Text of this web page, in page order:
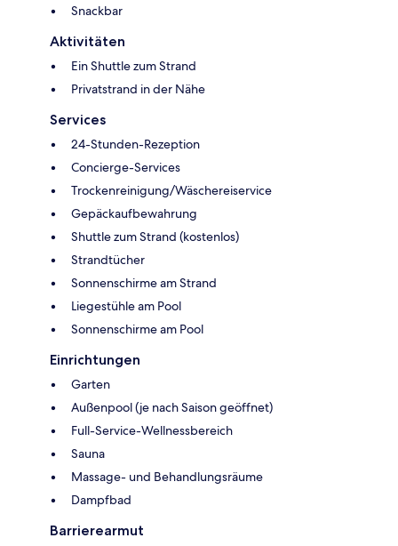
Snackbar
Aktivitäten
Ein Shuttle zum Strand
Privatstrand in der Nähe
Services
24-Stunden-Rezeption
Concierge-Services
Trockenreinigung/Wäschereiservice
Gepäckaufbewahrung
Shuttle zum Strand (kostenlos)
Strandtücher
Sonnenschirme am Strand
Liegestühle am Pool
Sonnenschirme am Pool
Einrichtungen
Garten
Außenpool (je nach Saison geöffnet)
Full-Service-Wellnessbereich
Sauna
Massage- und Behandlungsräume
Dampfbad
Barrierearmut